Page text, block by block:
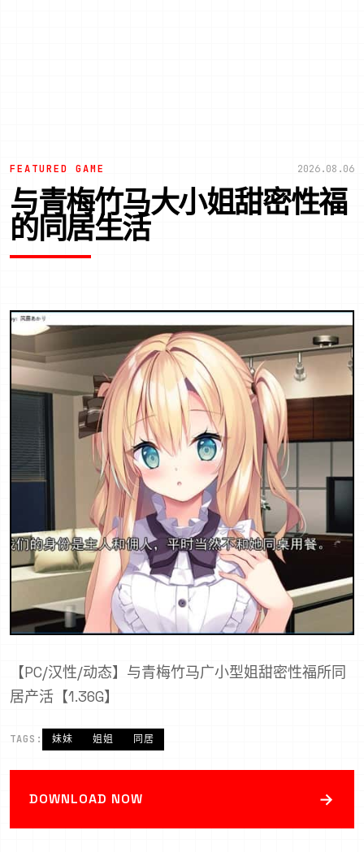
FEATURED GAME 2026.08.06
与青梅竹马大小姐甜密性福
的同居生活
【PC/汉性/动态】与青梅竹马广小型姐甜密性福所同
居产活【1.36G】
TAGS: 妹妹 姐姐 同居
DOWNLOAD NOW →